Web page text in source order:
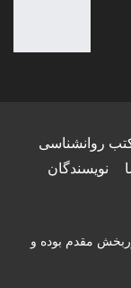
روانشناسی
نویسندگان
مقدم بوده و